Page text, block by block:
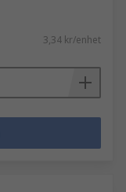
3,34 kr/enhet